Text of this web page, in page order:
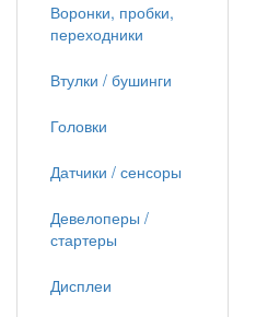
Воронки, пробки,
переходники
Втулки / бушинги
Головки
Датчики / сенсоры
Девелоперы /
стартеры
Дисплеи